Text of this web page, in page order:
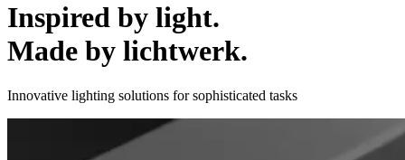
Inspired by light.
Made by lichtwerk.
Innovative lighting solutions for sophisticated tasks